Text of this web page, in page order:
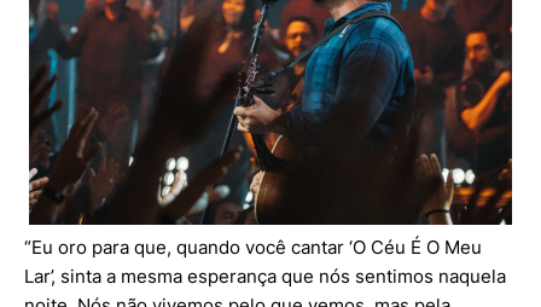
“Eu oro para que, quando você cantar ‘O Céu É O Meu
Lar’, sinta a mesma esperança que nós sentimos naquela